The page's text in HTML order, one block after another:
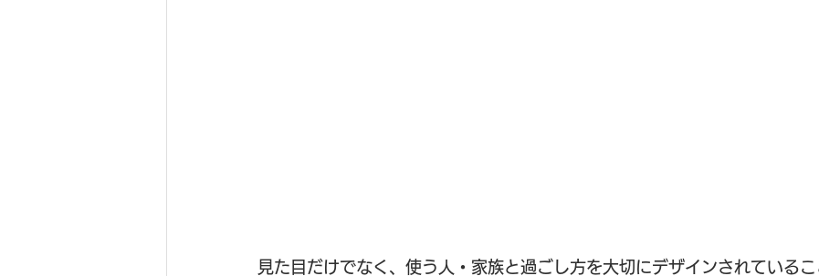
見た目だけでなく、使う人・家族と過ごし方を大切にデザインされている